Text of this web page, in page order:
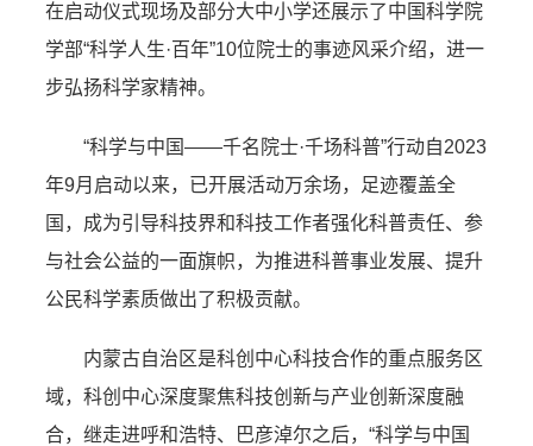
在启动仪式现场及部分大中小学还展示了中国科学院
学部“科学人生·百年”10位院士的事迹风采介绍，进一
步弘扬科学家精神。
“科学与中国——千名院士·千场科普”行动自2023
年9月启动以来，已开展活动万余场，足迹覆盖全
国，成为引导科技界和科技工作者强化科普责任、参
与社会公益的一面旗帜，为推进科普事业发展、提升
公民科学素质做出了积极贡献。
内蒙古自治区是科创中心科技合作的重点服务区
域，科创中心深度聚焦科技创新与产业创新深度融
合，继走进呼和浩特、巴彦淖尔之后，“科学与中国